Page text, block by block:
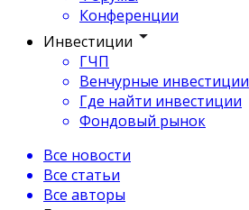
Конференции
Инвестиции
ГЧП
Венчурные инвестиции
Где найти инвестиции
Фондовый рынок
Все новости
Все статьи
Все авторы